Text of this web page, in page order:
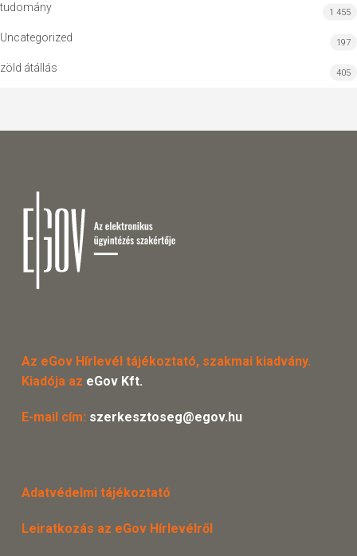
tudomány 1 455
Uncategorized 197
zöld átállás 405
Az eGov Hírlevél tájékoztató, szakmai kiadvány.
Kiadója az eGov Kft.
E-mail cím: szerkesztoseg@egov.hu
Adatvédelmi tájékoztató
Leiratkozás az eGov Hírlevélről